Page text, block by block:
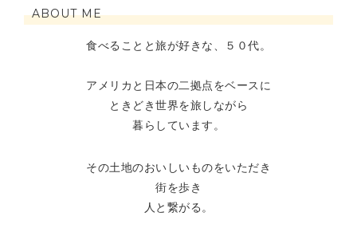
ABOUT ME
食べることと旅が好きな、５０代。
アメリカと日本の二拠点をベースに
ときどき世界を旅しながら
暮らしています。
その土地のおいしいものをいただき
街を歩き
人と繋がる。